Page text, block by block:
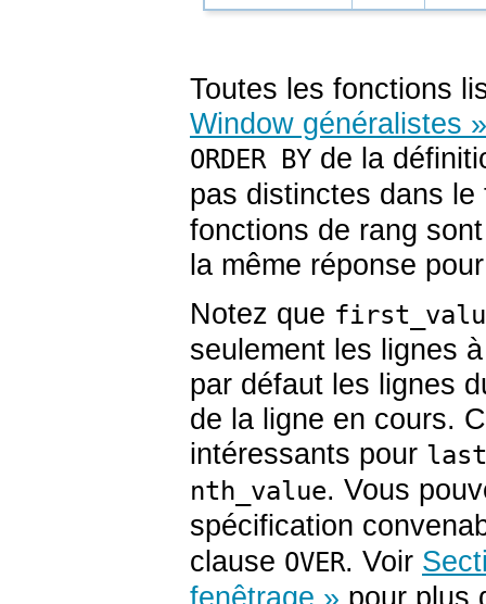
Toutes les fonctions
Window généralistes »
ORDER BY de la
pas distinctes dans
fonctions de rang
la même réponse
Notez que
seulement les lignes
par défaut les lignes
de la ligne en cours.
intéressants pour
nth_value. Vous
spécification
clause OVER. Voir
fenêtrage » pour plus